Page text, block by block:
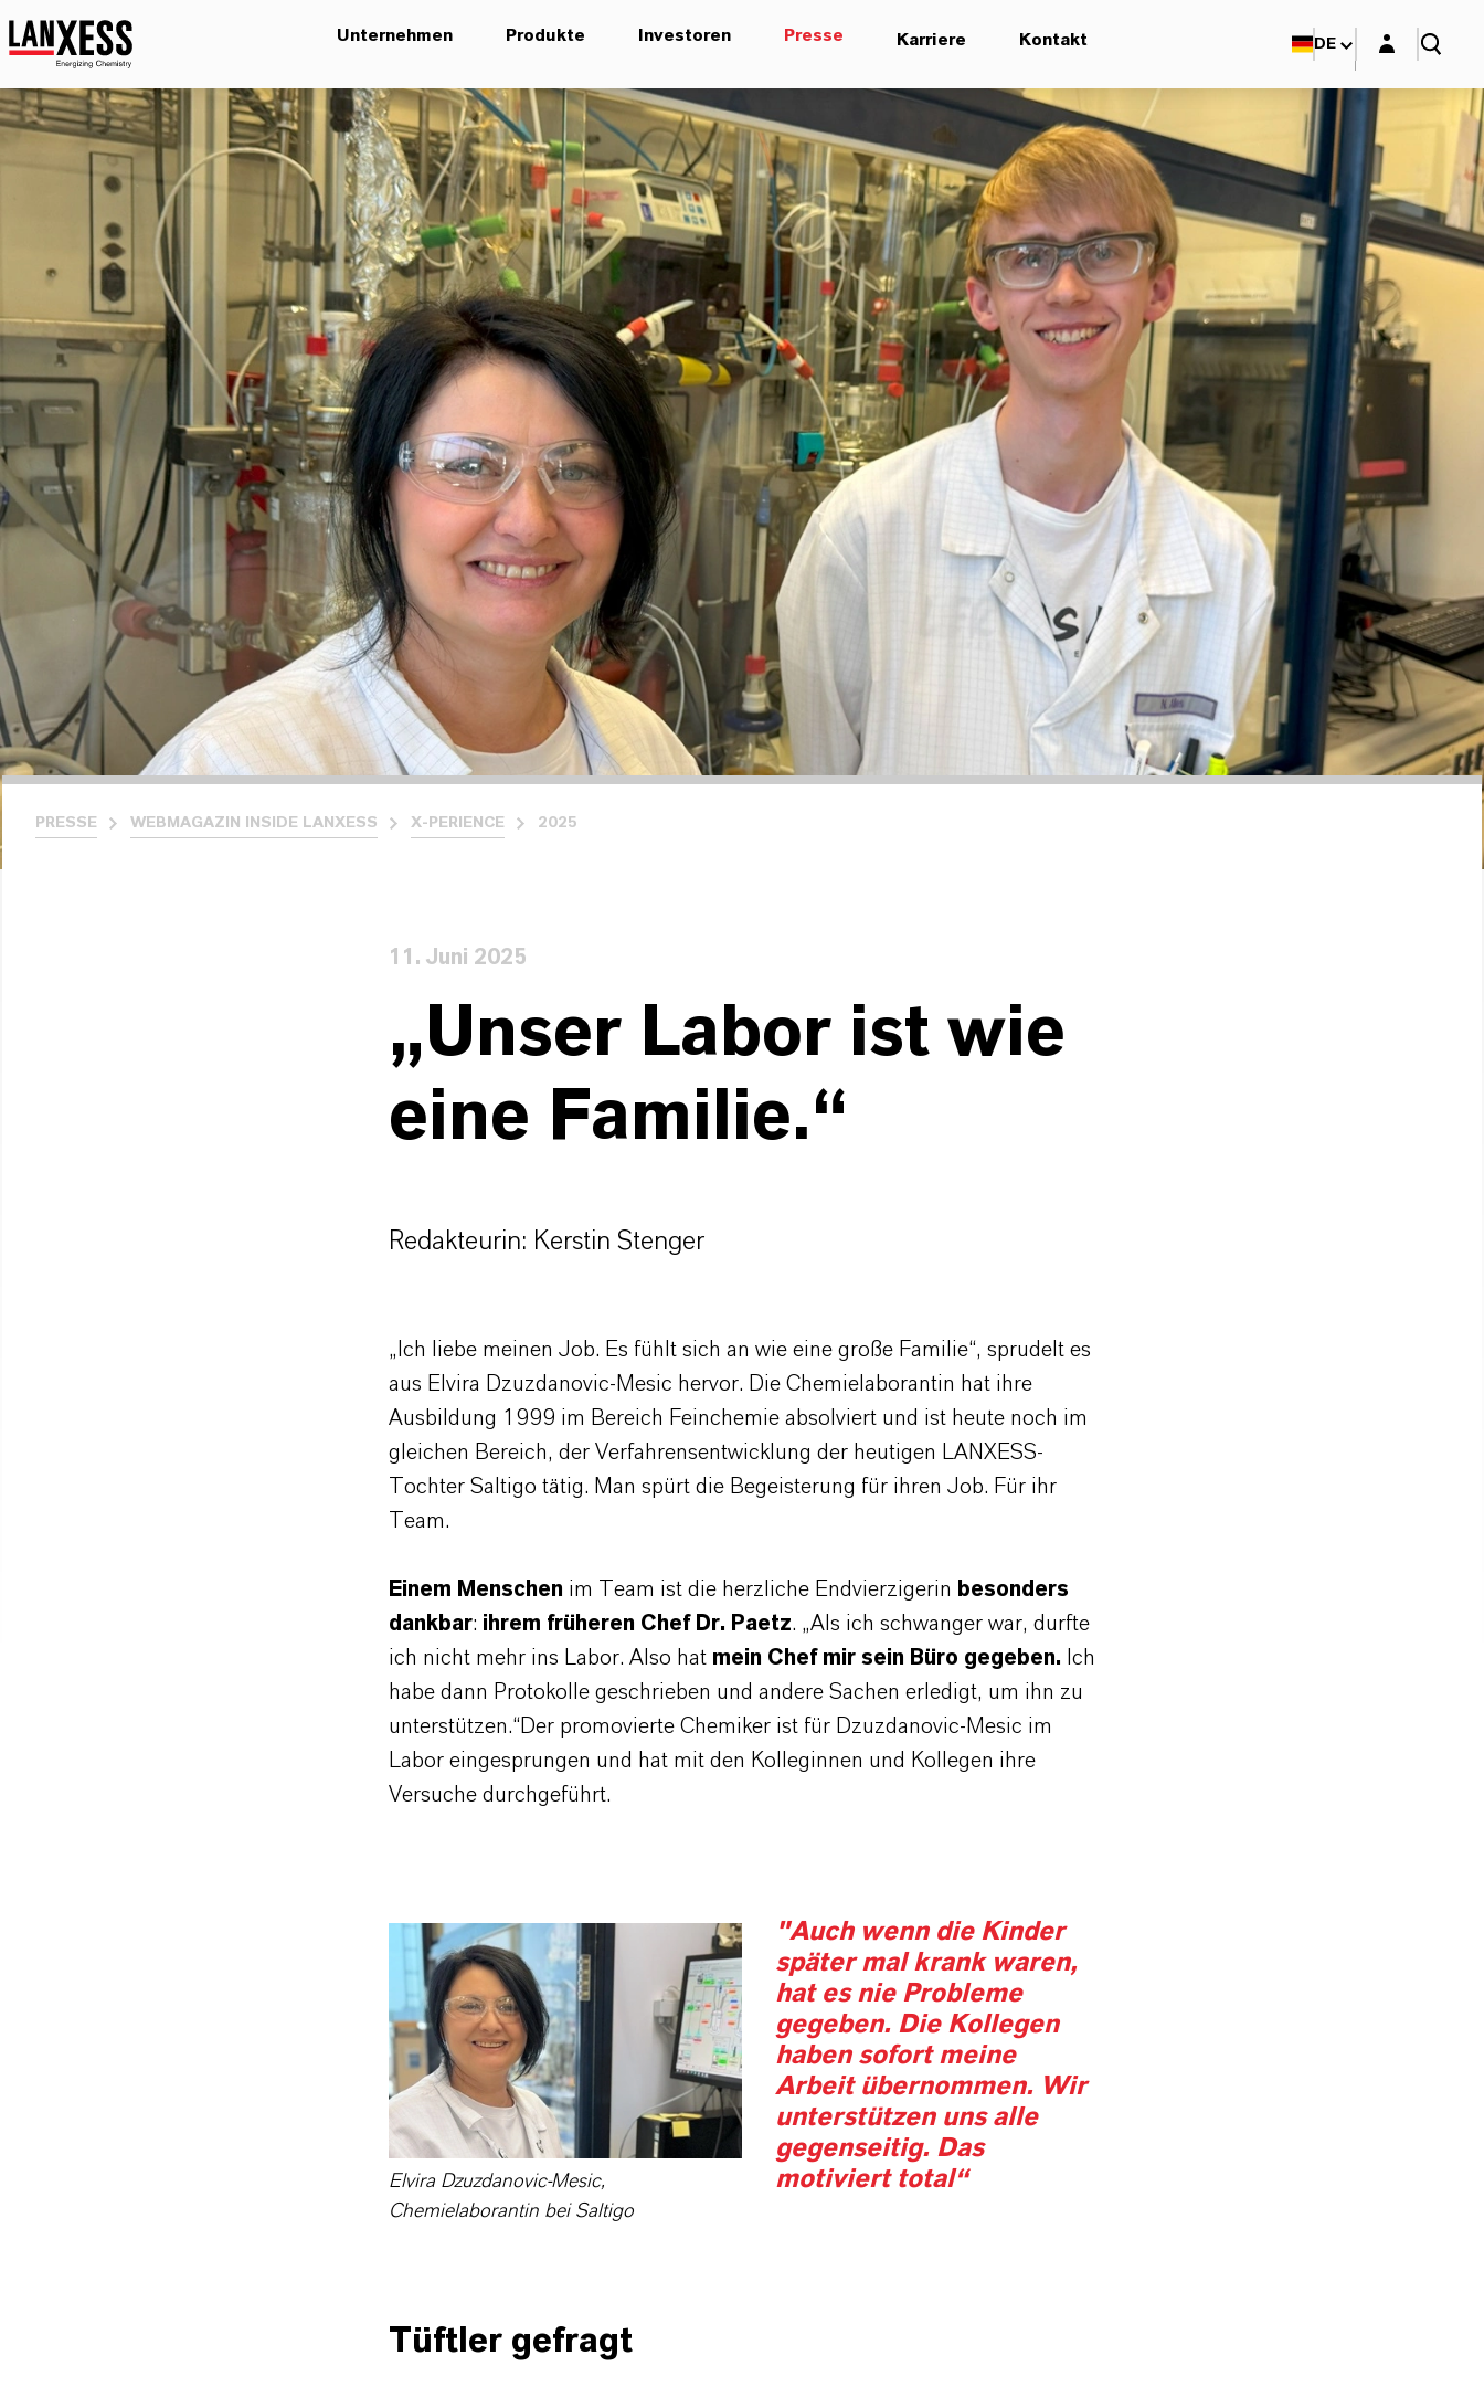
Unternehmen Produkte Investoren Presse Karriere Kontakt DE Login-Maske
PRESSE WEBMAGAZIN INSIDE LANXESS X-PERIENCE 2025
11. Juni 2025
„Unser Labor ist wie
eine Familie.“
Redakteurin: Kerstin Stenger
„Ich liebe meinen Job. Es fühlt sich an wie eine große Familie“, sprudelt es
aus Elvira Dzuzdanovic-Mesic hervor. Die Chemielaborantin hat ihre
Ausbildung 1999 im Bereich Feinchemie absolviert und ist heute noch im
gleichen Bereich, der Verfahrensentwicklung der heutigen LANXESS-
Tochter Saltigo tätig. Man spürt die Begeisterung für ihren Job. Für ihr
Team.
Einem Menschen im Team ist die herzliche Endvierzigerin besonders
dankbar: ihrem früheren Chef Dr. Paetz. „Als ich schwanger war, durfte
ich nicht mehr ins Labor. Also hat mein Chef mir sein Büro gegeben. Ich
habe dann Protokolle geschrieben und andere Sachen erledigt, um ihn zu
unterstützen.“Der promovierte Chemiker ist für Dzuzdanovic-Mesic im
Labor eingesprungen und hat mit den Kolleginnen und Kollegen ihre
Versuche durchgeführt.
Elvira Dzuzdanovic-Mesic,
Chemielaborantin bei Saltigo
"Auch wenn die Kinder
später mal krank waren,
hat es nie Probleme
gegeben. Die Kollegen
haben sofort meine
Arbeit übernommen. Wir
unterstützen uns alle
gegenseitig. Das
motiviert total“
Tüftler gefragt